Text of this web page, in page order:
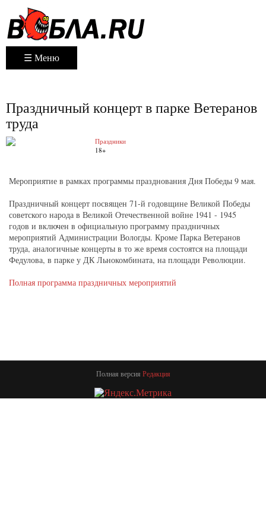
☰ Меню
Праздничный концерт в парке Ветеранов
труда
Праздники
18+
Мероприятие в рамках программы празднования Дня Победы 9 мая.
Праздничный концерт посвящен 71-й годовщине Великой Победы
советского народа в Великой Отечественной войне 1941 - 1945
годов и включен в официальную программу праздничных
мероприятий Администрации Вологды. Кроме Парка Ветеранов
труда, аналогичные концерты в то же время состоятся на площади
Федулова, в парке у ДК Льнокомбината, на площади Революции.
Полная программа праздничных мероприятий
Полная версия Редакция